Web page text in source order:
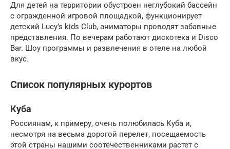
Для детей на территории обустроен неглубокий бассейн
с огражденной игровой площадкой, функционирует
детский Lucy’s kids Club, аниматоры проводят забавные
представления. По вечерам работают дискотека и Disco
Bar. Шоу программы и развлечения в отеле на любой
вкус.
Список популярных курортов
Куба
Россиянам, к примеру, очень полюбилась Куба и,
несмотря на весьма дорогой перелет, посещаемость
этой страны нашими соотечественниками растет с